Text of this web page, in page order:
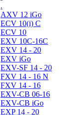
.
AXV 12 iGo
ECV 10(i) C
ECV 10
EXV 10C-16C
EXV 14 - 20
EXV iGo
EXV-SF 14 - 20
FXV 14 - 16 N
FXV 14 - 16
EXV-CB 06-16
EXV-CB iGo
EXP 14 - 20